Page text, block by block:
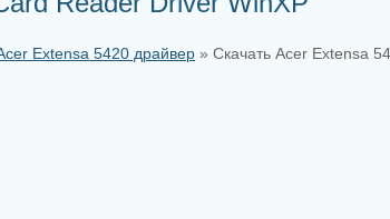
Extensa 5420 драйвер » Скачать Acer Extensa